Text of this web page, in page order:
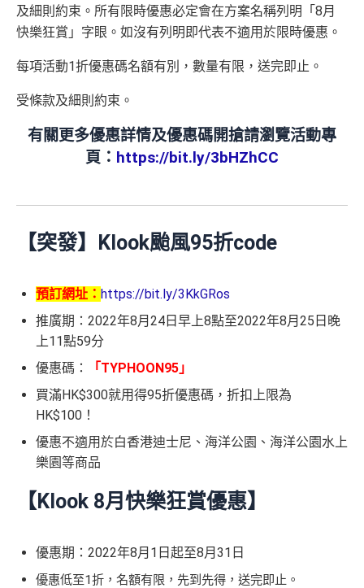
及細則約束。所有限時優惠必定會在方案名稱列明「8月
快樂狂賞」字眼。如沒有列明即代表不適用於限時優惠。
每項活動1折優惠碼名額有別，數量有限，送完即止。
受條款及細則約束。
有關更多優惠詳情及優惠碼開搶請瀏覽活動專
頁： https://bit.ly/3bHZhCC
【突發】Klook颱風95折code
預訂網址： https://bit.ly/3KkGRos
推廣期：2022年8月24日早上8點至2022年8月25日晚
上11點59分
優惠碼：
「TYPHOON95」
買滿HK$300就用得95折優惠碼，折扣上限為
HK$100！
優惠不適用於白香港迪士尼、海洋公園、海洋公園水上
樂園等商品
【Klook 8月快樂狂賞優惠】
優惠期：2022年8月1日起至8月31日
優惠低至1折，名額有限，先到先得，送完即止。